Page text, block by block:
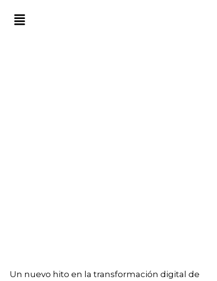
Un nuevo hito en la transformación digital de